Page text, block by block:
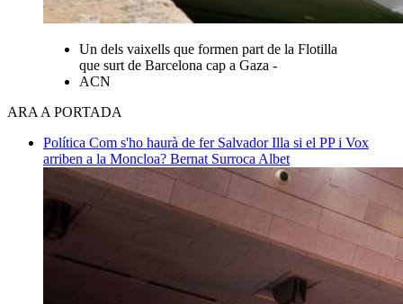
Un dels vaixells que formen part de la Flotilla
que surt de Barcelona cap a Gaza -
ACN
ARA A PORTADA
Política Com s'ho haurà de fer Salvador Illa si el PP i Vox
arriben a la Moncloa? Bernat Surroca Albet